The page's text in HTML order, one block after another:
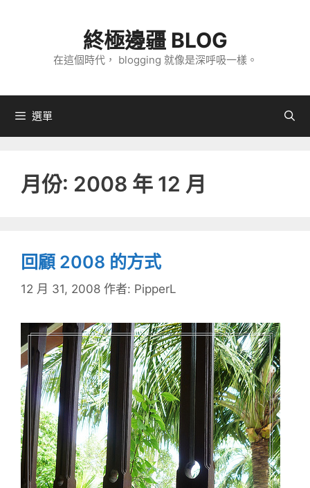
內
終極邊疆 BLOG
在這個時代， blogging 就像是深呼吸一樣。
選單
月份: 2008 年 12 月
回顧 2008 的方式
12 月 31, 2008 作者: PipperL